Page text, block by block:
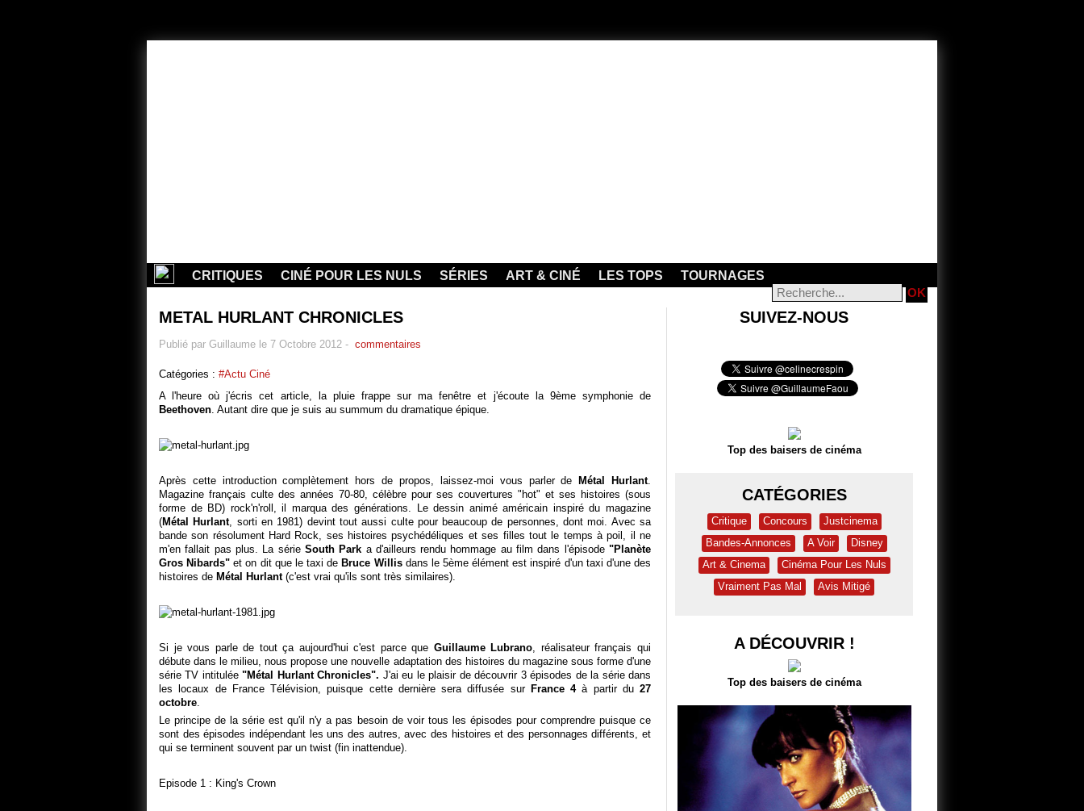
CRITIQUES CINÉ POUR LES NULS SÉRIES ART & CINÉ LES TOPS TOURNAGES
METAL HURLANT CHRONICLES
Publié par Guillaume le 7 Octobre 2012 - commentaires
Catégories : #actu Ciné
A l'heure où j'écris cet article, la pluie frappe sur ma fenêtre et j'écoute la 9ème symphonie de
Beethoven . Autant dire que je suis au summum du dramatique épique.
Après cette introduction complètement hors de propos, laissez-moi vous parler deMétal Hurlant.
Magazine français culte des années 70-80, célèbre pour ses couvertures "hot" et ses histoires (sous
forme de BD) rock'n'roll, il marqua des générations. Le dessin animé américain inspiré du magazine
(Métal Hurlant, sorti en 1981) devint tout aussi culte pour beaucoup de personnes, dont moi. Avec sa
bande son résolument Hard Rock, ses histoires psychédéliques et ses filles tout le temps à poil, il ne
m'en fallait pas plus. La série South Park a d'ailleurs rendu hommage au film dans l'épisode "Planète
Gros Nibards" et on dit que le taxi deBruce Willisdans le 5ème élément est inspiré d'un taxi d'une des
histoires de Métal Hurlant(c'est vrai qu'ils sont très similaires).
Si je vous parle de tout ça aujourd'hui c'est parce que Guillaume Lubrano , réalisateur français qui
débute dans le milieu, nous propose une nouvelle adaptation des histoires du magazine sous forme d'une
série TV intitulée"Métal Hurlant Chronicles". J'ai eu le plaisir de découvrir 3 épisodes de la série dans
les locaux de France Télévision, puisque cette dernière sera diffusée sur France 4à partir du 27
octobre
Le principe de la série est qu'il n'y a pas besoin de voir tous les épisodes pour comprendre puisque ce
sont des épisodes indépendant les uns des autres, avec des histoires et des personnages différents, et
qui se terminent souvent par un twist (fin inattendue).
Episode 1 : King's Crown
SUIVEZ-NOUS
Top des baisers de cinéma
CATÉGORIES
Critique Concours
Justcinema
Bandes-Annonces
A Voir
Disney
Art & Cinema
Cinéma Pour Les Nuls
Vraiment Pas Mal
Avis Mitigé
A DÉCOUVRIR !
Top des baisers de cinéma